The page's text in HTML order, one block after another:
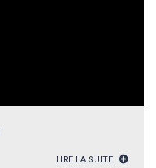
LIRE LA SUITE